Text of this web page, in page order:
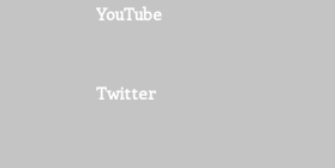
YouTube
Twitter